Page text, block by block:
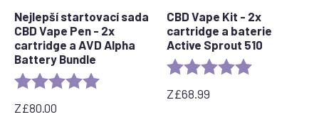
Nejlepší startovací sada
CBD Vape Pen - 2x
cartridge a AVD Alpha
Battery Bundle
Rating: 5.0 out of 5 stars
Z£80.00
CBD Vape Kit - 2x
cartridge a baterie
Active Sprout 510
Rating:
Z£68.99